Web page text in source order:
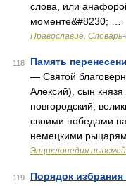
слова, или
моменте&#8230; …
Православие. Словарь-
118
Память
— Святой
Алексий), сын
новгородский,
своими победами
немецкими
Энциклопедия
119 Порядок